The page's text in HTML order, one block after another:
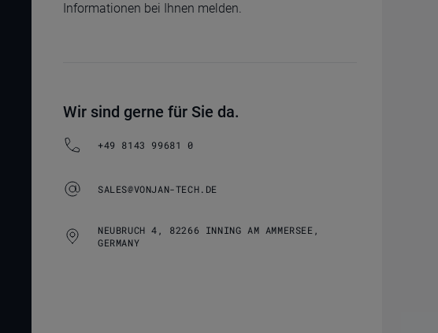
Informationen bei Ihnen melden.
Wir sind gerne für Sie da.
+49 8143 99681 0
SALES@VONJAN-TECH.DE
NEUBRUCH 4, 82266 INNING AM AMMERSEE,
GERMANY